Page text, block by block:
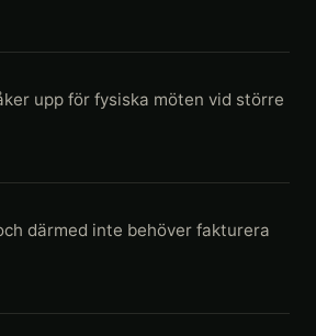
upp för fysiska möten vid större
därmed inte behöver fakturera